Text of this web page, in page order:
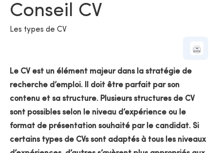
Conseil CV
Les types de CV
Le CV est un élément majeur dans la stratégie de
recherche d’emploi. Il doit être parfait par son
contenu et sa structure. Plusieurs structures de CV
sont possibles selon le niveau d’expérience ou le
format de présentation souhaité par le candidat. Si
certains types de CVs sont adaptés à tous les niveaux